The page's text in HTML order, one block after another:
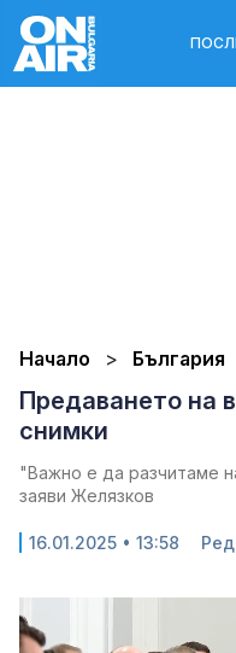
Начало България
Предаването на
снимки
"Важно е да разчитаме
заяви Желязков
16.01.2025 • 13:58